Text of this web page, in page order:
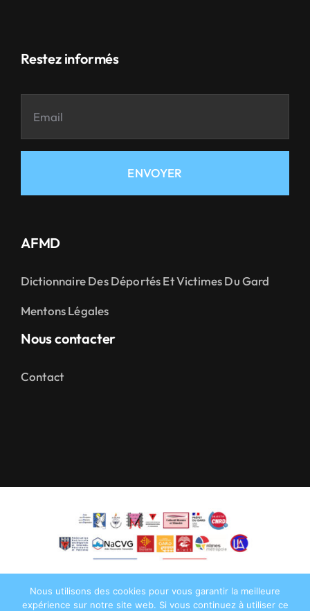
Restez informés
ENVOYER
AFMD
Dictionnaire Des Déportés Et Victimes Du Gard
Mentons Légales
Nous contacter
Contact
Nous utilisons des cookies pour vous garantir la meilleure
expérience sur notre site web. Si vous continuez à utiliser ce